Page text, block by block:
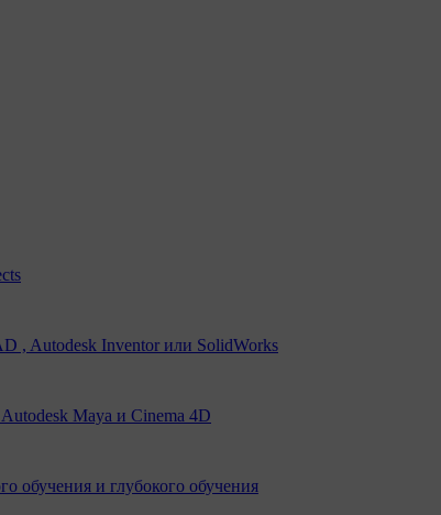
, Autodesk Inventor или SolidWorks
Maya и Cinema 4D
обучения и глубокого обучения